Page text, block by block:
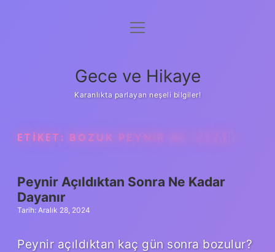
Anasayfa
Yasal Uyarı
menüyü
Gece ve Hikaye
Karanlıkta parlayan neşeli bilgiler!
ETIKET: BOZUK PEYNIR NE YAPAR
Peynir Açıldıktan Sonra Ne Kadar
Dayanır
Tarih: Aralık 28, 2024
Peynir açıldıktan kaç gün sonra bozulur?